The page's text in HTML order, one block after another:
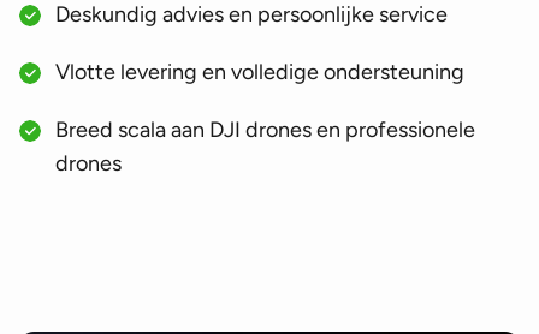
Deskundig advies en persoonlijke service
Vlotte levering en volledige ondersteuning
Breed scala aan DJI drones en professionele
drones